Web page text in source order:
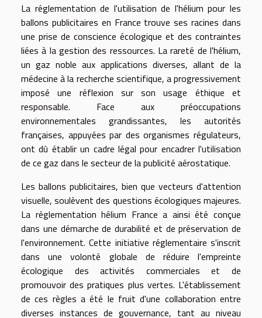
La réglementation de l'utilisation de l'hélium pour les
ballons publicitaires en France trouve ses racines dans
une prise de conscience écologique et des contraintes
liées à la gestion des ressources. La rareté de l'hélium,
un gaz noble aux applications diverses, allant de la
médecine à la recherche scientifique, a progressivement
imposé une réflexion sur son usage éthique et
responsable. Face aux préoccupations
environnementales grandissantes, les autorités
françaises, appuyées par des organismes régulateurs,
ont dû établir un cadre légal pour encadrer l'utilisation
de ce gaz dans le secteur de la publicité aérostatique.
Les ballons publicitaires, bien que vecteurs d'attention
visuelle, soulèvent des questions écologiques majeures.
La réglementation hélium France a ainsi été conçue
dans une démarche de durabilité et de préservation de
l'environnement. Cette initiative réglementaire s'inscrit
dans une volonté globale de réduire l'empreinte
écologique des activités commerciales et de
promouvoir des pratiques plus vertes. L'établissement
de ces règles a été le fruit d'une collaboration entre
diverses instances de gouvernance, tant au niveau